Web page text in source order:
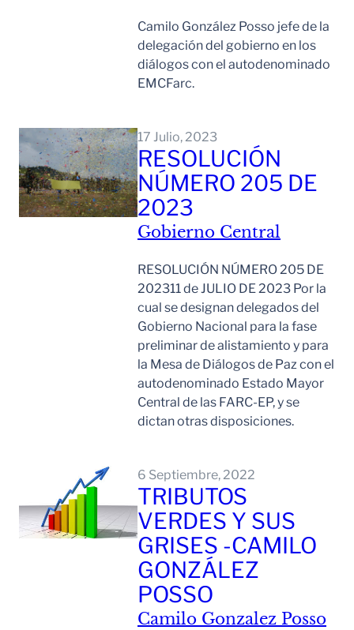
Camilo González Posso jefe de la
delegación del gobierno en los
diálogos con el autodenominado
EMCFarc.
17 Julio, 2023
RESOLUCIÓN
NÚMERO 205 DE
2023
Gobierno Central
RESOLUCIÓN NÚMERO 205 DE
202311 de JULIO DE 2023 Por la
cual se designan delegados del
Gobierno Nacional para la fase
preliminar de alistamiento y para
la Mesa de Diálogos de Paz con el
autodenominado Estado Mayor
Central de las FARC-EP, y se
dictan otras disposiciones.
6 Septiembre, 2022
TRIBUTOS
VERDES Y SUS
GRISES -CAMILO
GONZÁLEZ
POSSO
Camilo Gonzalez Posso